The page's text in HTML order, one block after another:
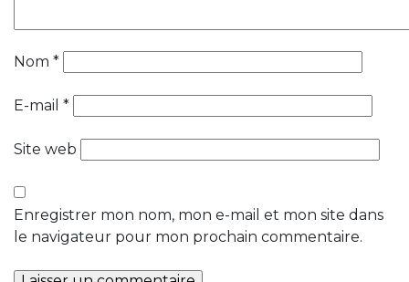
Nom *
E-mail *
Site web
Enregistrer mon nom, mon e-mail et mon site dans
le navigateur pour mon prochain commentaire.